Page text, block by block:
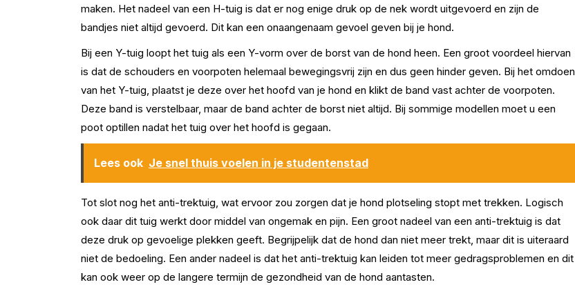
maken. Het nadeel van een H-tuig is dat er nog enige druk op de nek wordt uitgevoerd en zijn de
bandjes niet altijd gevoerd. Dit kan een onaangenaam gevoel geven bij je hond.
Bij een Y-tuig loopt het tuig als een Y-vorm over de borst van de hond heen. Een groot voordeel hiervan
is dat de schouders en voorpoten helemaal bewegingsvrij zijn en dus geen hinder geven. Bij het omdoen
van het Y-tuig, plaatst je deze over het hoofd van je hond en klikt de band vast achter de voorpoten.
Deze band is verstelbaar, maar de band achter de borst niet altijd. Bij sommige modellen moet u een
poot optillen nadat het tuig over het hoofd is gegaan.
Lees ook Je snel thuis voelen in je studentenstad
Tot slot nog het anti-trektuig, wat ervoor zou zorgen dat je hond plotseling stopt met trekken. Logisch
ook daar dit tuig werkt door middel van ongemak en pijn. Een groot nadeel van een anti-trektuig is dat
deze druk op gevoelige plekken geeft. Begrijpelijk dat de hond dan niet meer trekt, maar dit is uiteraard
niet de bedoeling. Een ander nadeel is dat het anti-trektuig kan leiden tot meer gedragsproblemen en dit
kan ook weer op de langere termijn de gezondheid van de hond aantasten.